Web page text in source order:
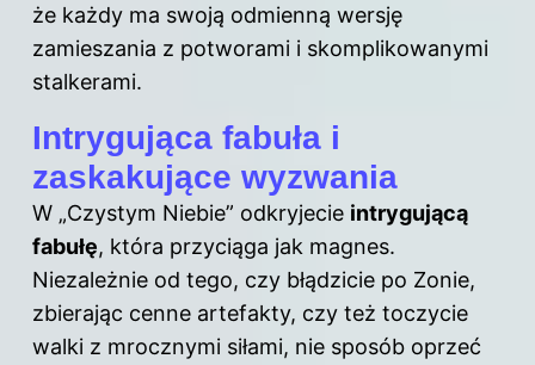
że każdy ma swoją odmienną wersję
zamieszania z potworami i skomplikowanymi
stalkerami.
Intrygująca fabuła i
zaskakujące wyzwania
W „Czystym Niebie” odkryjecie intrygującą
fabułę, która przyciąga jak magnes.
Niezależnie od tego, czy błądzicie po Zonie,
zbierając cenne artefakty, czy też toczycie
walki z mrocznymi siłami, nie sposób oprzeć